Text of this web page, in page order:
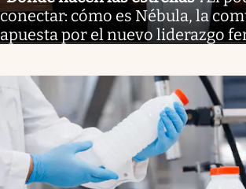
conectar: cómo es Nébula, la
apuesta por el nuevo liderazgo